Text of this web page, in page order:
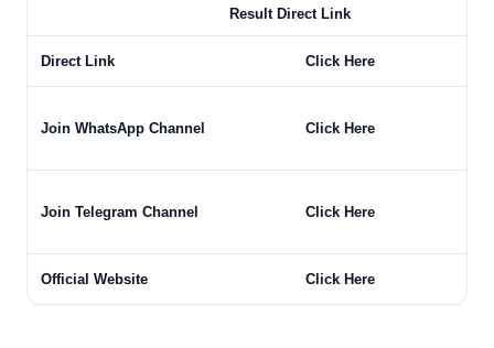
Result Direct Link
Direct Link Click Here
Join WhatsApp Channel Click Here
Join Telegram Channel Click Here
Official Website Click Here